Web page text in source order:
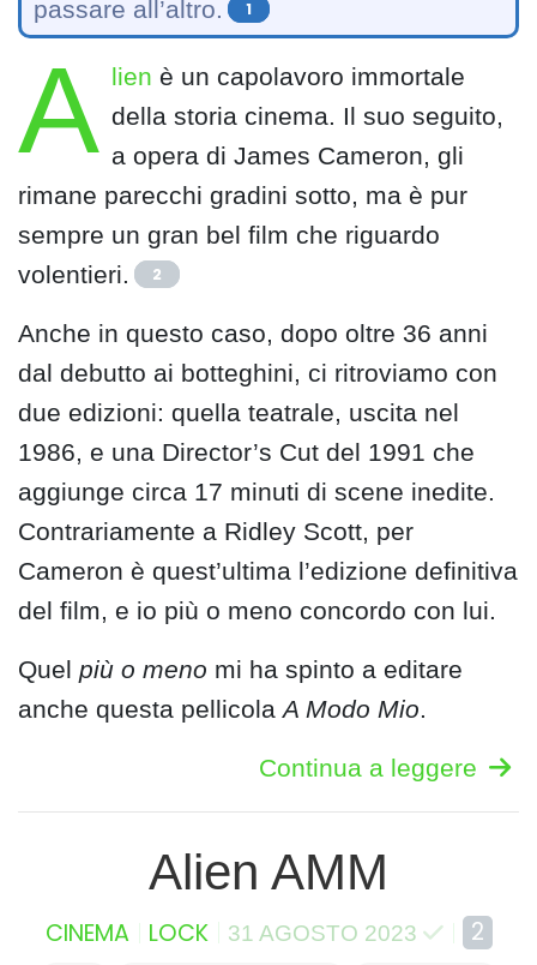
passare all’altro. 1
A lien è un capolavoro immortale
della storia cinema. Il suo seguito,
a opera di James Cameron, gli
rimane parecchi gradini sotto, ma è pur
sempre un gran bel film che riguardo
volentieri.
2
Anche in questo caso, dopo oltre 36 anni
dal debutto ai botteghini, ci ritroviamo con
due edizioni: quella teatrale, uscita nel
1986, e una Director’s Cut del 1991 che
aggiunge circa 17 minuti di scene inedite.
Contrariamente a Ridley Scott, per
Cameron è quest’ultima l’edizione definitiva
del film, e io più o meno concordo con lui.
Quel più o meno mi ha spinto a editare
anche questa pellicolaA Modo Mio.
Continua a leggere
Alien AMM
CINEMA LOCK 31 AGOSTO 2023 2